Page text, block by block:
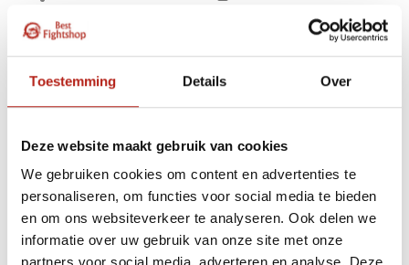
Toestemming Details Over
Deze website maakt gebruik van cookies
We gebruiken cookies om content en advertenties te
personaliseren, om functies voor social media te bieden
en om ons websiteverkeer te analyseren. Ook delen we
informatie over uw gebruik van onze site met onze
Apply filters
Producten getagd met
Beenspreider machine -
rekmachine